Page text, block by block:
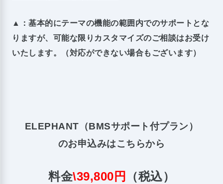
▲：基本的にテーマの機能の範囲内でのサポートとな
りますが、可能な限りカスタマイズのご相談はお受け
いたします。（対応ができない場合もございます）
ELEPHANT（BMSサポート付プラン）
のお申込みはこちらから
料金\39,800円 （税込）